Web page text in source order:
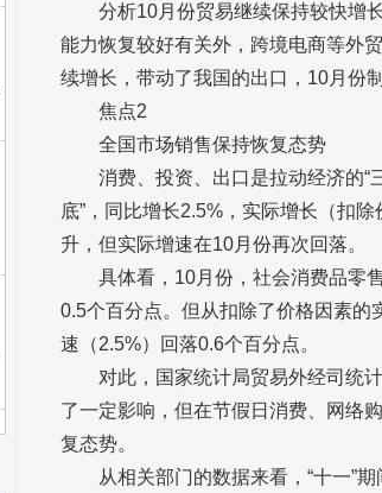
分析10月份贸易继续保持较快增
能力恢复较好有关外，跨境电商等外
续增长，带动了我国的出口，10月份
焦点2
全国市场销售保持恢复态势
消费、投资、出口是拉动经济的“
底”，同比增长2.5%，实际增长（扣
升，但实际增速在10月份再次回落。
具体看，10月份，社会消费品零
0.5个百分点。但从扣除了价格因素的
速（2.5%）回落0.6个百分点。
对此，国家统计局贸易外经司统
了一定影响，但在节假日消费、网络
复态势。
从相关部门的数据来看，“十一”